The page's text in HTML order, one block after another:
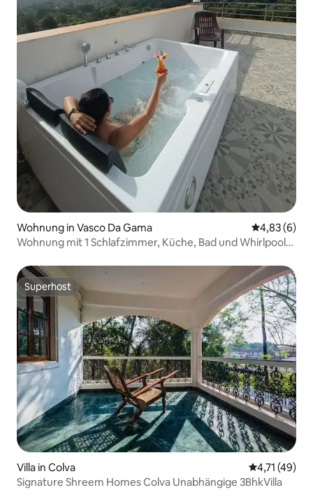
Wohnung in Vasco Da Gama
4,83 (6)
Wohnung mit 1 Schlafzimmer, Küche, Bad und Whirlpool
Superhost
Superhost
Villa in Colva
4,71 (49)
Signature Shreem Homes Colva Unabhängige 3BhkVilla